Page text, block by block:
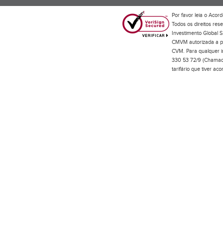
Por favor leia o
Todos os direitos
Investimento Global
CMVM autorizada a
CVM. Para qualquer
330 53 72/9
tarifário que tiver